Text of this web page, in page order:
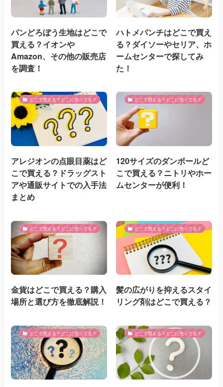
パンどろぼう生地はどこで
買える？イオンや
Amazon、その他の販売店
を調査！
ハトメパンチはどこで買え
る？ダイソーやセリア、ホ
ームセンターで探してみ
た！
どこで買える？どこに売ってる？
アレジオンの点眼目薬はど
こで買える？ドラッグスト
アや通販サイトでの入手法
まとめ
どこで買える？どこに売ってる？
120サイズのダンボールど
こで買える？ニトリやホー
ムセンターが便利！
どこで買える？どこに売ってる？
金貨はどこで買える？購入
場所と選び方を徹底解説！
どこで買える？どこに売ってる？
髪の広がりを抑えるスタイ
リング剤はどこで買える？
どこで買える？どこに売ってる？ どこで買える？どこに売ってる？